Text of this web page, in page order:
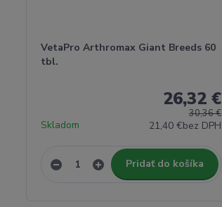
VetaPro Arthromax Giant Breeds 60
tbl.
30,36 €
26,32 €
21,40 €bez DPH
Skladom
Pridať do košíka